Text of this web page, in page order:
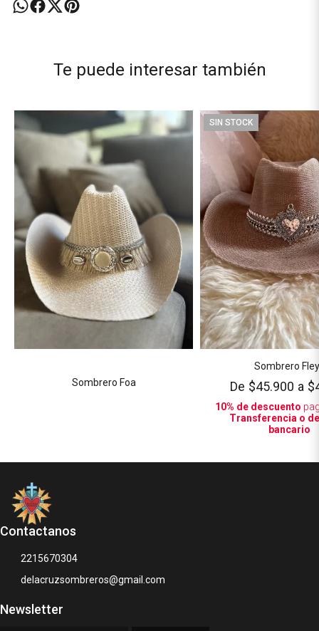
Te puede interesar también
Sombrero Foa
SIN STOCK
Sombrero
De $45.900 a
10% de descuento
Transferencia o
bancario
Contactanos
2215670304
delacruzsombreros@gmail.com
Newsletter